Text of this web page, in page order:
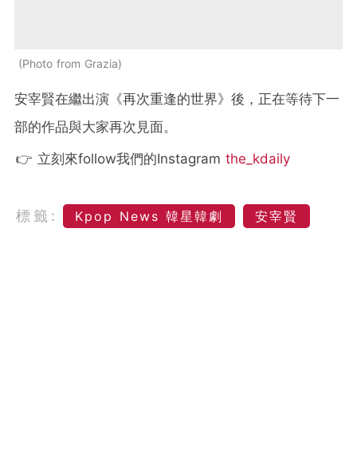
Photo from Grazia
安宰賢在繼出演《再次重逢的世界》後，正在等待下一
部的作品與大家再次見面。
👉 立刻來follow我們的Instagram the_kdaily
標籤: Kpop News 韓星韓劇 安宰賢